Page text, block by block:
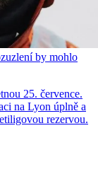
by mohlo
25. července.
na Lyon úplně a
rezervou.